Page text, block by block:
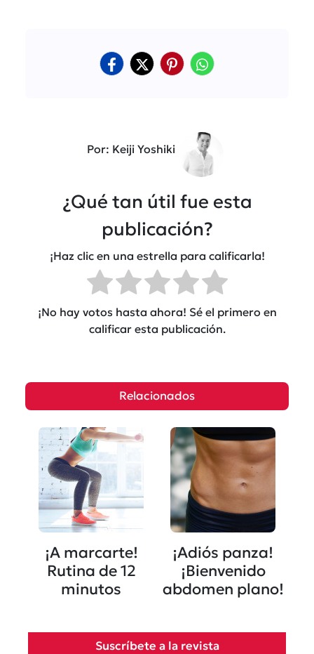
Por: Keiji Yoshiki
¿Qué tan útil fue esta
publicación?
¡Haz clic en una estrella para calificarla!
¡No hay votos hasta ahora! Sé el primero en
calificar esta publicación.
Relacionados
¡A marcarte!
Rutina de 12
minutos
¡Adiós panza!
¡Bienvenido
abdomen plano!
Suscríbete a la revista